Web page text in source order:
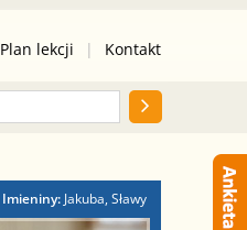
Plan lekcji | Kontakt
Imieniny: Jakuba, Sławy